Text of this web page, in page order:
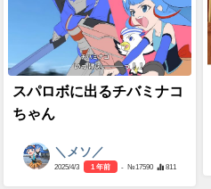
スパロボに出るチバミナコ
ちゃん
＼メソ／
2025/4/3 1 年前 - №17590 811